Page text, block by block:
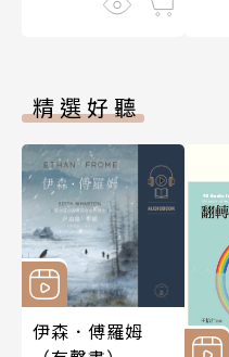
精選好聽
伊森．傅羅姆